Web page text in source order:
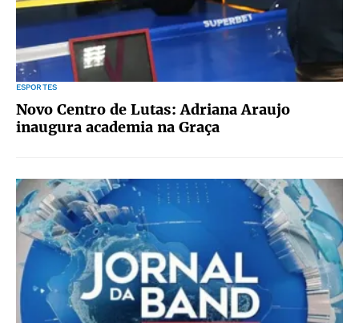
ESPORTES
Novo Centro de Lutas: Adriana Araujo
inaugura academia na Graça